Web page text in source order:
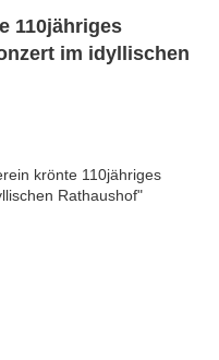
110jähriges
im idyllischen